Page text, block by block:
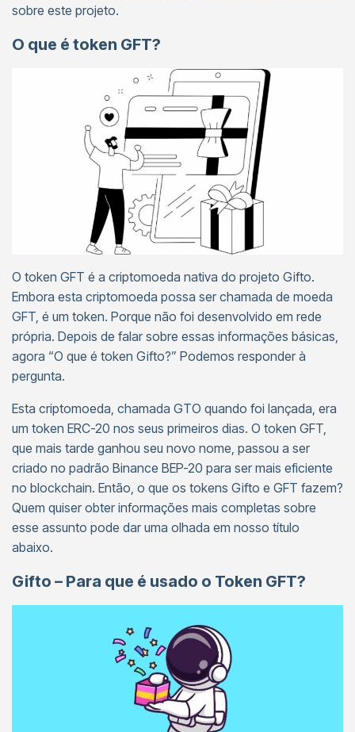
sobre este projeto.
O que é token GFT?
O token GFT é a criptomoeda nativa do projeto Gifto.
Embora esta criptomoeda possa ser chamada de moeda
GFT, é um token. Porque não foi desenvolvido em rede
própria. Depois de falar sobre essas informações básicas,
agora “O que é token Gifto?” Podemos responder à
pergunta.
Esta criptomoeda, chamada GTO quando foi lançada, era
um token ERC-20 nos seus primeiros dias. O token GFT,
que mais tarde ganhou seu novo nome, passou a ser
criado no padrão Binance BEP-20 para ser mais eficiente
no blockchain. Então, o que os tokens Gifto e GFT fazem?
Quem quiser obter informações mais completas sobre
esse assunto pode dar uma olhada em nosso título
abaixo.
Gifto – Para que é usado o Token GFT?